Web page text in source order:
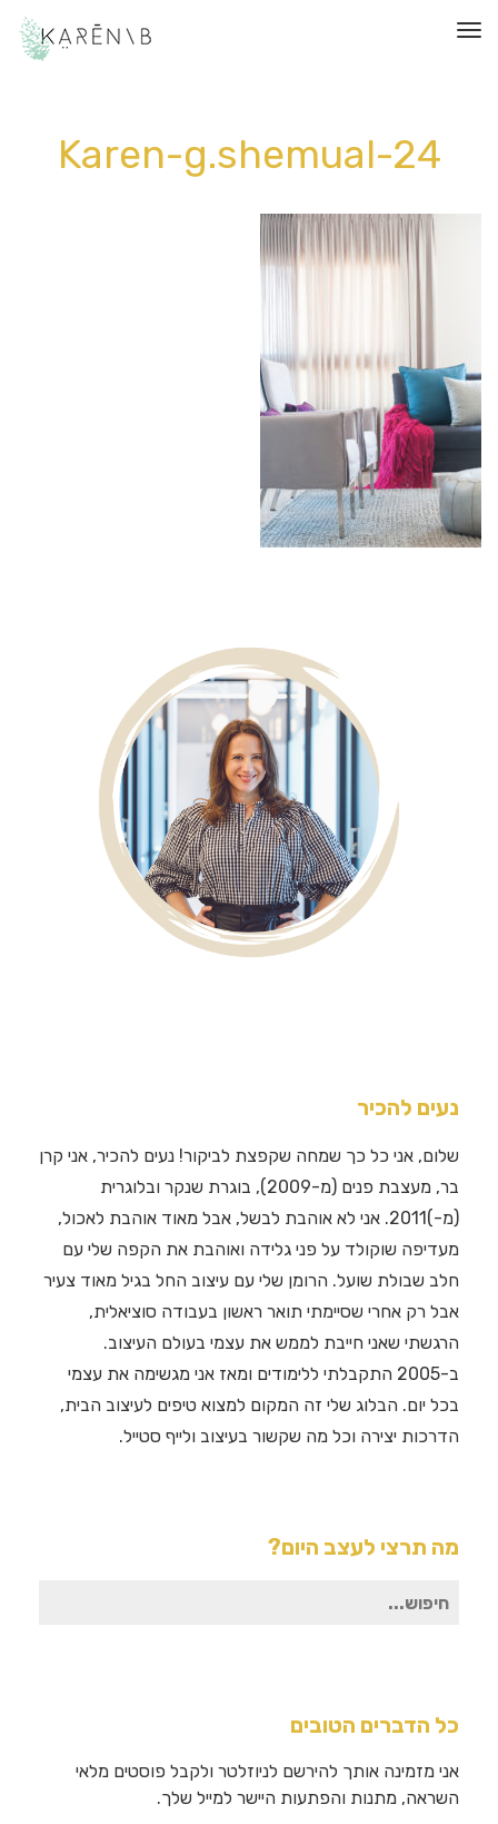
תפריט
Karen-g.shemual-24
נעים להכיר
שלום, אני כל כך שמחה שקפצת לביקור! נעים להכיר, אני קרן
בר, מעצבת פנים (מ-2009), בוגרת שנקר ובלוגרית
(מ-)2011. אני לא אוהבת לבשל, אבל מאוד אוהבת לאכול,
מעדיפה שוקולד על פני גלידה ואוהבת את הקפה שלי עם
חלב שבולת שועל. הרומן שלי עם עיצוב החל בגיל מאוד צעיר
אבל רק אחרי שסיימתי תואר ראשון בעבודה סוציאלית,
הרגשתי שאני חייבת לממש את עצמי בעולם העיצוב.
ב-2005 התקבלתי ללימודים ומאז אני מגשימה את עצמי
בכל יום. הבלוג שלי זה המקום למצוא טיפים לעיצוב הבית,
הדרכות יצירה וכל מה שקשור בעיצוב ולייף סטייל.
מה תרצי לעצב היום?
חיפוש
כל הדברים הטובים
אני מזמינה אותך להירשם לניוזלטר ולקבל פוסטים מלאי
השראה, מתנות והפתעות היישר למייל שלך.